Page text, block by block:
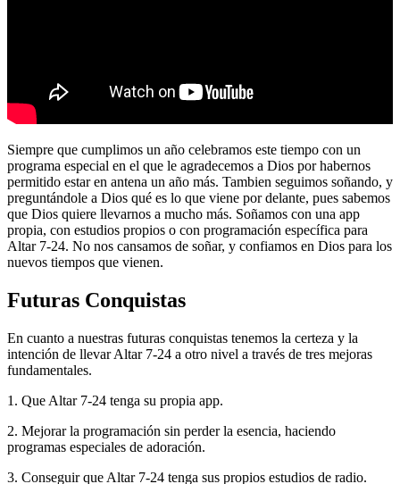
Siempre que cumplimos un año celebramos este tiempo con un
programa especial en el que le agradecemos a Dios por habernos
permitido estar en antena un año más. Tambien seguimos soñando, y
preguntándole a Dios qué es lo que viene por delante, pues sabemos
que Dios quiere llevarnos a mucho más. Soñamos con una app
propia, con estudios propios o con programación específica para
Altar 7-24. No nos cansamos de soñar, y confiamos en Dios para los
nuevos tiempos que vienen.
Futuras Conquistas
En cuanto a nuestras futuras conquistas tenemos la certeza y la
intención de llevar Altar 7-24 a otro nivel a través de tres mejoras
fundamentales.
1. Que Altar 7-24 tenga su propia app.
2. Mejorar la programación sin perder la esencia, haciendo
programas especiales de adoración.
3. Conseguir que Altar 7-24 tenga sus propios estudios de radio.